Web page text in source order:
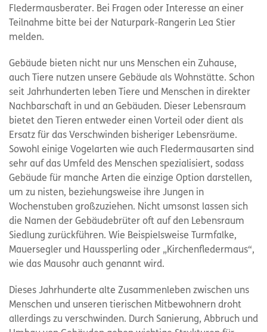
Fledermausberater. Bei Fragen oder Interesse an einer
Teilnahme bitte bei der Naturpark-Rangerin Lea Stier
melden.
Gebäude bieten nicht nur uns Menschen ein Zuhause,
auch Tiere nutzen unsere Gebäude als Wohnstätte. Schon
seit Jahrhunderten leben Tiere und Menschen in direkter
Nachbarschaft in und an Gebäuden. Dieser Lebensraum
bietet den Tieren entweder einen Vorteil oder dient als
Ersatz für das Verschwinden bisheriger Lebensräume.
Sowohl einige Vogelarten wie auch Fledermausarten sind
sehr auf das Umfeld des Menschen spezialisiert, sodass
Gebäude für manche Arten die einzige Option darstellen,
um zu nisten, beziehungsweise ihre Jungen in
Wochenstuben großzuziehen. Nicht umsonst lassen sich
die Namen der Gebäudebrüter oft auf den Lebensraum
Siedlung zurückführen. Wie Beispielsweise Turmfalke,
Mauersegler und Haussperling oder „Kirchenfledermaus“,
wie das Mausohr auch genannt wird.
Dieses Jahrhunderte alte Zusammenleben zwischen uns
Menschen und unseren tierischen Mitbewohnern droht
allerdings zu verschwinden. Durch Sanierung, Abbruch und